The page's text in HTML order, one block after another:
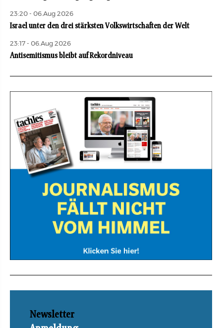
23:20 - 06.Aug 2026
Israel unter den drei stärksten Volkswirtschaften der Welt
23:17 - 06.Aug 2026
Antisemitismus bleibt auf Rekordniveau
Newsletter